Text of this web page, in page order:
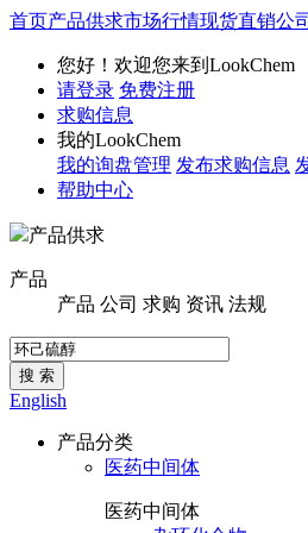
首页产品供求市场行情现货直销公
您好！欢迎您来到LookChem
请登录 免费注册
求购信息
我的LookChem
我的询盘管理 发布求购信息
帮助中心
产品供求
产品
产品 公司 求购 资讯 法规
搜 索
English
产品分类
医药中间体
医药中间体